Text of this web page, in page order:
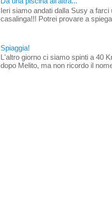
Ieri siamo andati dalla Susy a
casalinga!!! Potrei provare a
Spiaggia!
L'altro giorno ci siamo spinti a 40
dopo Melito, ma non ricordo il